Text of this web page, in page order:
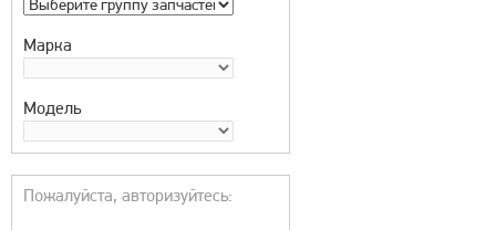
Марка
Модель
Пожалуйста, авторизуйтесь: